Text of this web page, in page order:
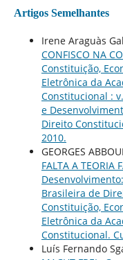
Artigos Semelhantes
Irene Araguàs
CONFISCO NA
Constituição,
Eletrônica da
Constitucional :
e
Direito
2010.
GEORGES
FALTA A TEORIA
Brasileira de
Constituição,
Eletrônica da
Constitucional.
Luís Fernando